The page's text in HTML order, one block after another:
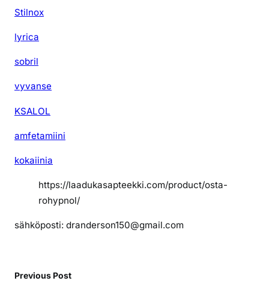
Stilnox
lyrica
sobril
vyvanse
KSALOL
amfetamiini
kokaiinia
https://laadukasapteekki.com/product/osta-
rohypnol/
sähköposti: dranderson150@gmail.com
Previous Post